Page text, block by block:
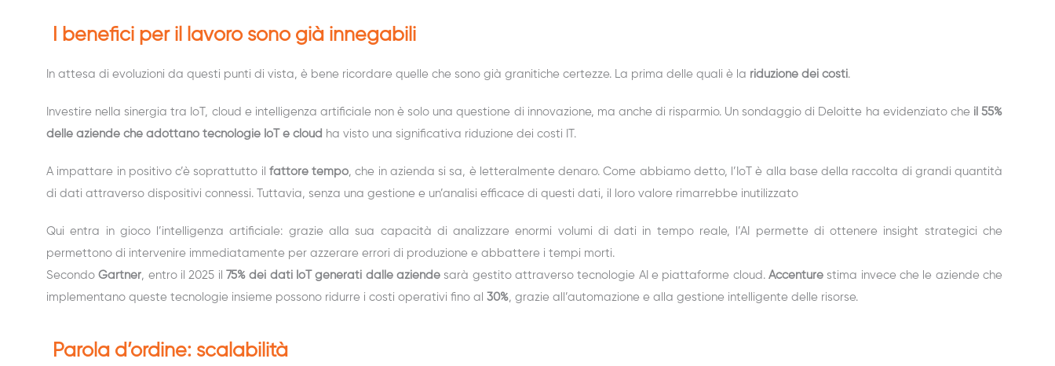
I benefici per il lavoro sono già innegabili
In attesa di evoluzioni da questi punti di vista, è bene ricordare quelle che sono già granitiche certezze. La prima delle quali è la riduzione dei costi.
Investire nella sinergia tra IoT, cloud e intelligenza artificiale non è solo una questione di innovazione, ma anche di risparmio. Un sondaggio di Deloitte ha evidenziato che il 55%
delle aziende che adottano tecnologie IoT e cloud ha visto una significativa riduzione dei costi IT.
A impattare in positivo c’è soprattutto il fattore tempo, che in azienda si sa, è letteralmente denaro. Come abbiamo detto, l’IoT è alla base della raccolta di grandi quantità
di dati attraverso dispositivi connessi. Tuttavia, senza una gestione e un’analisi efficace di questi dati, il loro valore rimarrebbe inutilizzato
Qui entra in gioco l’intelligenza artificiale: grazie alla sua capacità di analizzare enormi volumi di dati in tempo reale, l’AI permette di ottenere insight strategici che
permettono di intervenire immediatamente per azzerare errori di produzione e abbattere i tempi morti.
SecondoGartner, entro il 2025 il75% dei dati IoT generati dalle aziende sarà gestito attraverso tecnologie AI e piattaforme cloud.Accenture stima invece che le aziende che
implementano queste tecnologie insieme possono ridurre i costi operativi fino al 30%, grazie all’automazione e alla gestione intelligente delle risorse.
Parola d’ordine: scalabilità